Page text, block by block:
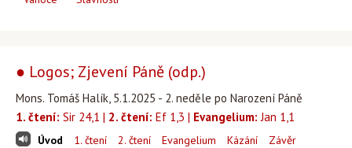
● Logos; Zjevení Páně (odp.)
Mons. Tomáš Halík, 5.1.2025 - 2. neděle po Narození Páně
1. čtení: Sir 24,1 | 2. čtení: Ef 1,3 | Evangelium: Jan 1,1
Úvod 1. čtení 2. čtení Evangelium Kázání Závěr